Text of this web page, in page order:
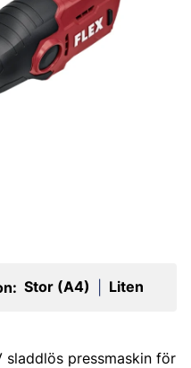
Stor (A4) Liten
sladdlös pressmaskin för